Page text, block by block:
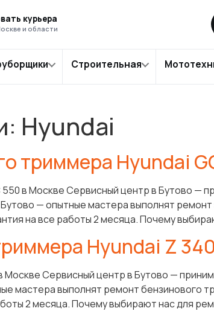
курьера
и области
Строительная
Hyundai
триммера Hyundai
в Москве Сервисный центр в Бутово —
— опытные мастера выполнят
на все работы 2 месяца. Почему
Hyundai Z
Москве Сервисный центр в Бутово —
мастера выполнят ремонт бензинового
2 месяца. Почему выбирают нас для